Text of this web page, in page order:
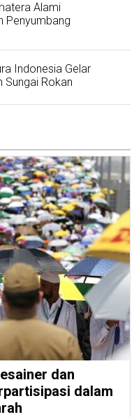
Alami
Penyumbang
Indonesia Gelar
Sungai Rokan
dan
dalam